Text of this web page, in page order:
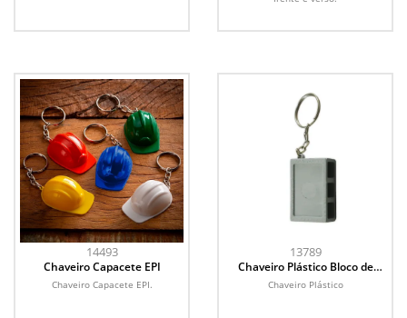
14493
Chaveiro Capacete EPI
Chaveiro Capacete EPI.
13789
Chaveiro Plástico Bloco de
Concreto
Chaveiro Plástico